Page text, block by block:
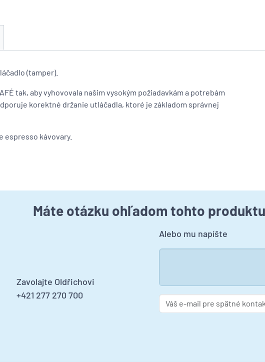
(tamper).
tak, aby vyhovovala našim vysokým požiadavkám a potrebám
korektné držanie utláčadla, ktoré je základom správnej
espresso kávovary.
Máte otázku ohľadom tohto
Zavolajte Oldřichovi
+421 277 270 700
Alebo mu napíšte